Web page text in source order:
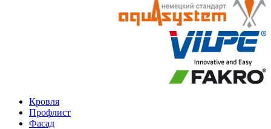
Кровля
Профлист
Фасад